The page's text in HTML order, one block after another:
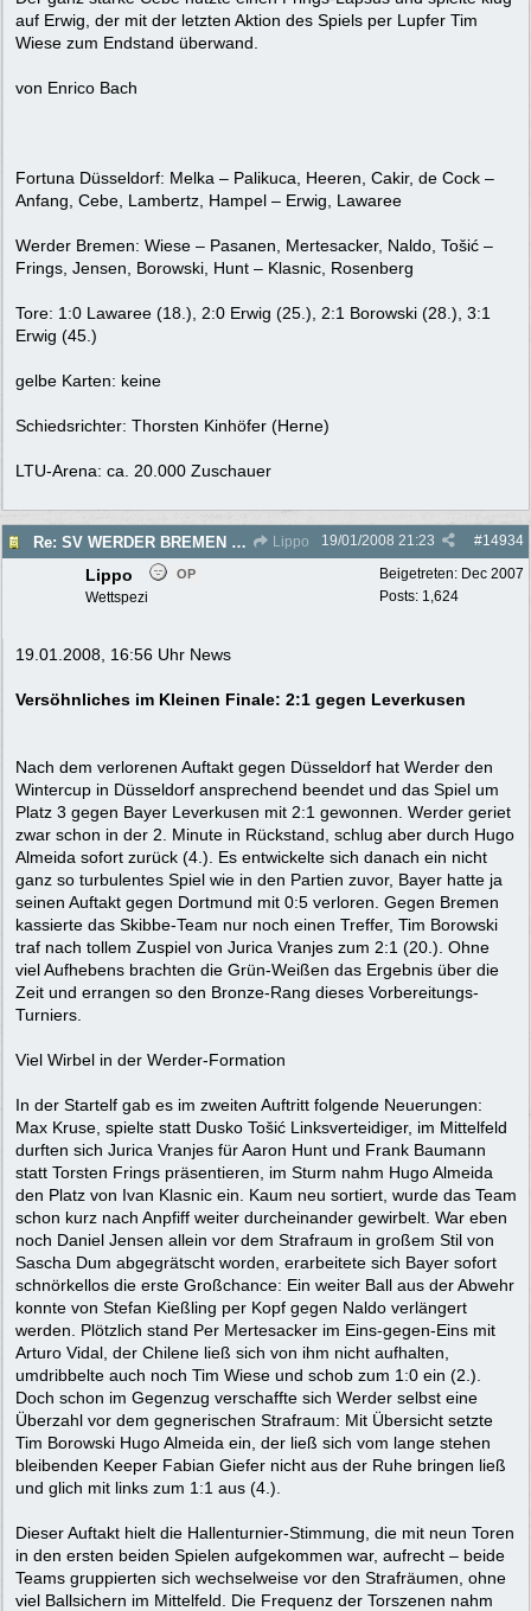
auf Erwig, der mit der letzten Aktion des Spiels per Lupfer Tim
Wiese zum Endstand überwand.
von Enrico Bach
Fortuna Düsseldorf: Melka – Palikuca, Heeren, Cakir, de Cock –
Anfang, Cebe, Lambertz, Hampel – Erwig, Lawaree
Werder Bremen: Wiese – Pasanen, Mertesacker, Naldo, Tošić –
Frings, Jensen, Borowski, Hunt – Klasnic, Rosenberg
Tore: 1:0 Lawaree (18.), 2:0 Erwig (25.), 2:1 Borowski (28.), 3:1
Erwig (45.)
gelbe Karten: keine
Schiedsrichter: Thorsten Kinhöfer (Herne)
LTU-Arena: ca. 20.000 Zuschauer
Re: SV WERDER BREMEN 2007/2008 - Rückrunde Lippo #14934
19/01/2008 21:23
Beigetreten: Dec 2007
Posts: 1,624
Lippo OP
Wettspezi
19.01.2008, 16:56 Uhr News
Versöhnliches im Kleinen Finale: 2:1 gegen Leverkusen
Nach dem verlorenen Auftakt gegen Düsseldorf hat Werder den
Wintercup in Düsseldorf ansprechend beendet und das Spiel um
Platz 3 gegen Bayer Leverkusen mit 2:1 gewonnen. Werder geriet
zwar schon in der 2. Minute in Rückstand, schlug aber durch Hugo
Almeida sofort zurück (4.). Es entwickelte sich danach ein nicht
ganz so turbulentes Spiel wie in den Partien zuvor, Bayer hatte ja
seinen Auftakt gegen Dortmund mit 0:5 verloren. Gegen Bremen
kassierte das Skibbe-Team nur noch einen Treffer, Tim Borowski
traf nach tollem Zuspiel von Jurica Vranjes zum 2:1 (20.). Ohne
viel Aufhebens brachten die Grün-Weißen das Ergebnis über die
Zeit und errangen so den Bronze-Rang dieses Vorbereitungs-
Turniers.
Viel Wirbel in der Werder-Formation
In der Startelf gab es im zweiten Auftritt folgende Neuerungen:
Max Kruse, spielte statt Dusko Tošić Linksverteidiger, im Mittelfeld
durften sich Jurica Vranjes für Aaron Hunt und Frank Baumann
statt Torsten Frings präsentieren, im Sturm nahm Hugo Almeida
den Platz von Ivan Klasnic ein. Kaum neu sortiert, wurde das Team
schon kurz nach Anpfiff weiter durcheinander gewirbelt. War eben
noch Daniel Jensen allein vor dem Strafraum in großem Stil von
Sascha Dum abgegrätscht worden, erarbeitete sich Bayer sofort
schnörkellos die erste Großchance: Ein weiter Ball aus der Abwehr
konnte von Stefan Kießling per Kopf gegen Naldo verlängert
werden. Plötzlich stand Per Mertesacker im Eins-gegen-Eins mit
Arturo Vidal, der Chilene ließ sich von ihm nicht aufhalten,
umdribbelte auch noch Tim Wiese und schob zum 1:0 ein (2.).
Doch schon im Gegenzug verschaffte sich Werder selbst eine
Überzahl vor dem gegnerischen Strafraum: Mit Übersicht setzte
Tim Borowski Hugo Almeida ein, der ließ sich vom lange stehen
bleibenden Keeper Fabian Giefer nicht aus der Ruhe bringen ließ
und glich mit links zum 1:1 aus (4.).
Dieser Auftakt hielt die Hallenturnier-Stimmung, die mit neun Toren
in den ersten beiden Spielen aufgekommen war, aufrecht – beide
Teams gruppierten sich wechselweise vor den Strafräumen, ohne
viel Ballsichern im Mittelfeld. Die Frequenz der Torszenen nahm